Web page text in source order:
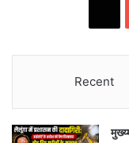
Recent